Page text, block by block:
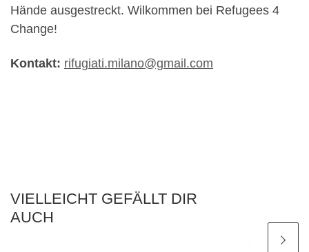
Hände ausgestreckt. Wilkommen bei Refugees 4
Change!
Kontakt: rifugiati.milano@gmail.com
VIELLEICHT GEFÄLLT DIR
AUCH